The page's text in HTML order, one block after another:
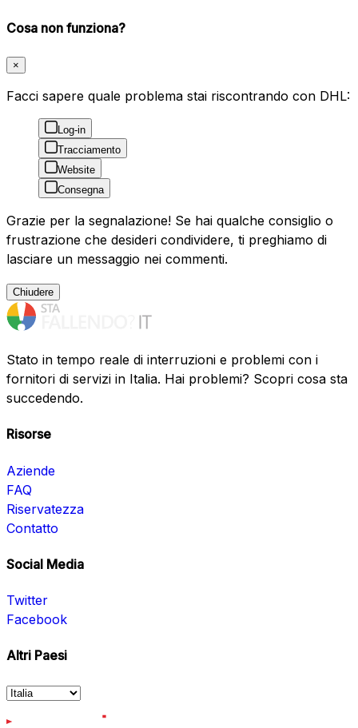
Cosa non funziona?
×
Facci sapere quale problema stai riscontrando con DHL:
Log-in
Tracciamento
Website
Consegna
Grazie per la segnalazione! Se hai qualche consiglio o
frustrazione che desideri condividere, ti preghiamo di
lasciare un messaggio nei commenti.
Chiudere
Stato in tempo reale di interruzioni e problemi con i
fornitori di servizi in Italia. Hai problemi? Scopri cosa sta
succedendo.
Risorse
Aziende
FAQ
Riservatezza
Contatto
Social Media
Twitter
Facebook
Altri Paesi